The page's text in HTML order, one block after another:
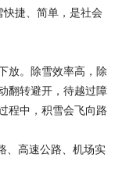
捷、简单，是社会
放。除雪效率高，除
翻转避开，待越过障
程中，积雪会飞向路
、高速公路、机场实